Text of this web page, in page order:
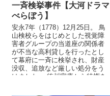
一斉検挙事件【大河ドラマ
べらぼう】
安永7年（1778）12月25日。 鳥
山検校らをはじめとした視覚障
害者グループの当道座の関係者
が不当な高利貸しを行ったとし
て幕府に一斉に検挙され、財産
没収、追放など厳しい処分をう
けました。 徳川家康から特権を